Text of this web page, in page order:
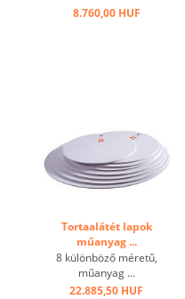
8.760,00 HUF
Tortaalátét lapok
műanyag ...
8 különböző méretű,
műanyag ...
22.885,50 HUF